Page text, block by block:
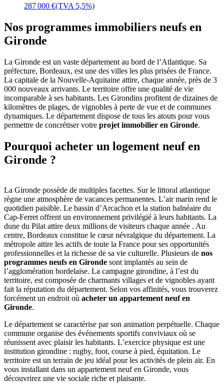
287 000 €(TVA 5,5%)
Nos programmes immobiliers neufs en
Gironde
La Gironde est un vaste département au bord de l’Atlantique. Sa
préfecture, Bordeaux, est une des villes les plus prisées de France.
La capitale de la Nouvelle-Aquitaine attire, chaque année, près de 3
000 nouveaux arrivants. Le territoire offre une qualité de vie
incomparable à ses habitants. Les Girondins profitent de dizaines de
kilomètres de plages, de vignobles à perte de vue et de communes
dynamiques. Le département dispose de tous les atouts pour vous
permettre de concrétiser votre projet immobilier en Gironde.
Pourquoi acheter un logement neuf en
Gironde ?
La Gironde possède de multiples facettes. Sur le littoral atlantique
règne une atmosphère de vacances permanentes. L’air marin rend le
quotidien paisible. Le bassin d’Arcachon et la station balnéaire du
Cap-Ferret offrent un environnement privilégié à leurs habitants. La
dune du Pilat attire deux millions de visiteurs chaque année . Au
centre, Bordeaux constitue le cœur névralgique du département. La
métropole attire les actifs de toute la France pour ses opportunités
professionnelles et la richesse de sa vie culturelle. Plusieurs de nos
programmes neufs en Gironde sont implantés au sein de
l’agglomération bordelaise. La campagne girondine, à l’est du
territoire, est composée de charmants villages et de vignobles ayant
fait la réputation du département. Selon vos affinités, vous trouverez
forcément un endroit où acheter un appartement neuf en
Gironde.
Le département se caractérise par son animation perpétuelle. Chaque
commune organise des événements sportifs conviviaux où se
réunissent avec plaisir les habitants. L’exercice physique est une
institution girondine : rugby, foot, course à pied, équitation. Le
territoire est un terrain de jeu idéal pour les activités de plein air. En
vous installant dans un appartement neuf en Gironde, vous
découvrirez une vie sociale riche et plaisante.